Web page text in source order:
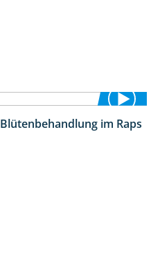
1:13
im Raps